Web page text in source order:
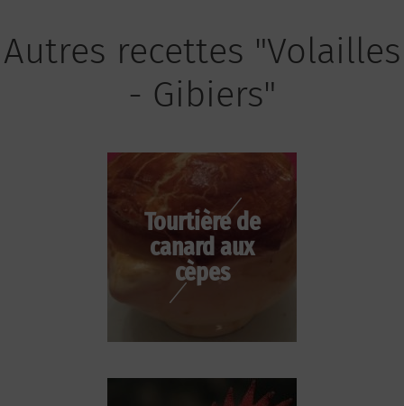
Autres recettes "Volailles
- Gibiers"
Tourtière de
canard aux
cèpes